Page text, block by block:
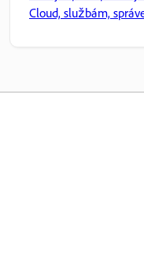
Cloud, službám,